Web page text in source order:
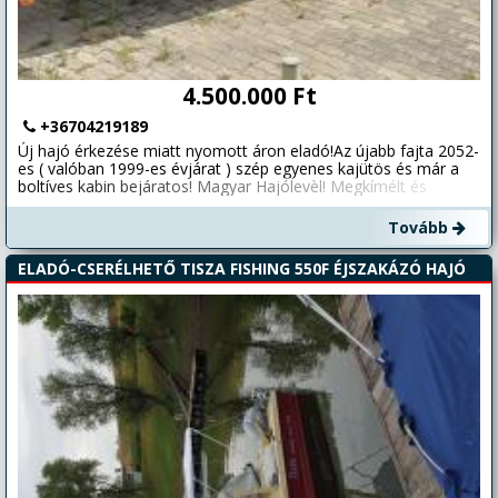
4.500.000 Ft
+36704219189
Új hajó érkezése miatt nyomott áron eladó!Az újabb fajta 2052-
es ( valóban 1999-es évjárat ) szép egyenes kajütös és már a
boltíves kabin bejáratos! Magyar Hajólevèl! Megkímélt és
megbízható erős 4.3-as Mercruiser motor szolíd fogyasztás. Új
ponyva! Sólyakocsit adom hozzá. Csere köszönöm nem.
Legjobb választás egy szép hajós hétvégéhez! Érdeklődni: 70-
421-9189
Tovább
ELADÓ-CSERÉLHETŐ TISZA FISHING 550F ÉJSZAKÁZÓ HAJÓ